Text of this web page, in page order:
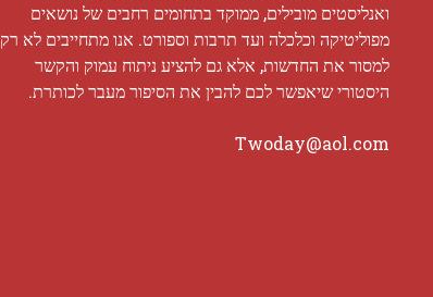
ואנליסטים מובילים, ממוקד בתחומים רחבים של נושאים
מפוליטיקה וכלכלה ועד תרבות וספורט. אנו מתחייבים לא רק
למסור את החדשות, אלא גם להציע ניתוח עמוק והקשר
היסטורי שיאפשר לכם להבין את הסיפור מעבר לכותרת.
Twoday@aol.com